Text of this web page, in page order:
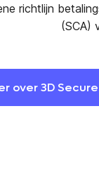
richtlijn
(SCA)
over 3D Secure